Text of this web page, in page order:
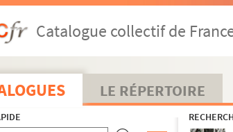
Catalogue collectif de
LE RÉPERTOIRE
Saisie arrêt (5 brumaire an 7, 1799) des sommes
Signification (6 brumaire an 7, 1799) du contrat de
Lettre (15 fructidor an 7, 1799) de M. Bleynie avec
158. 3 placards (1800) portant en vente à
Déposition (21 brumaire an 8, 1800) au greffe